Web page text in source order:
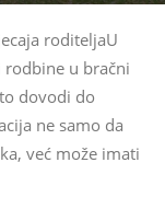
roditeljaU
u bračni
dovodi do
ne samo da
već može imati